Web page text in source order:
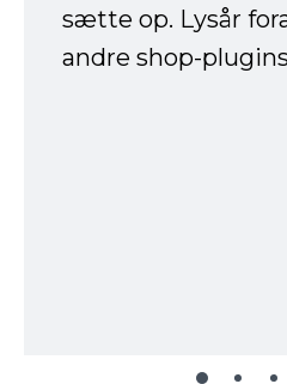
sætte op. Lysår
andre shop-